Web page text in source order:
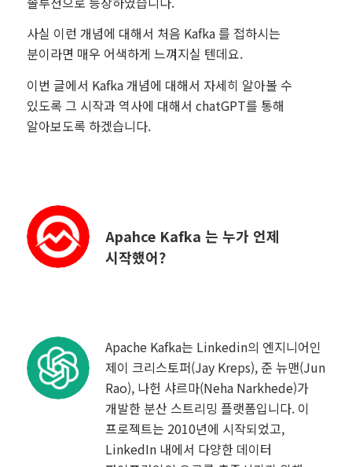
사실 이런 개념에 대해서 처음 Kafka 를 접하시는
분이라면 매우 어색하게 느껴지실 텐데요.
이번 글에서 Kafka 개념에 대해서 자세히 알아볼 수
있도록 그 시작과 역사에 대해서 chatGPT를 통해
알아보도록 하겠습니다.
Apahce Kafka 는 누가 언제
시작했어?
Apache Kafka는 Linkedin의 엔지니어인
제이 크리스토퍼(Jay Kreps), 준 뉴맨(Jun
Rao), 나헌 샤르마(Neha Narkhede)가
개발한 분산 스트리밍 플랫폼입니다. 이
프로젝트는 2010년에 시작되었고,
LinkedIn 내에서 다양한 데이터